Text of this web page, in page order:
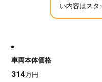
い内容はスタ
車両本体価格
314万円